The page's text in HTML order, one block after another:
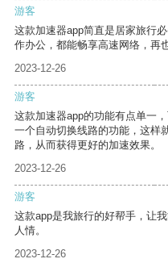
游客
这款加速器app简直是居家旅行
作办公，都能畅享高速网络，再
2023-12-26
游客
这款加速器app的功能有点单一
一个自动切换线路的功能，这样
路，从而获得更好的加速效果。
2023-12-26
游客
这款app是我旅行的好帮手，让
人情。
2023-12-26